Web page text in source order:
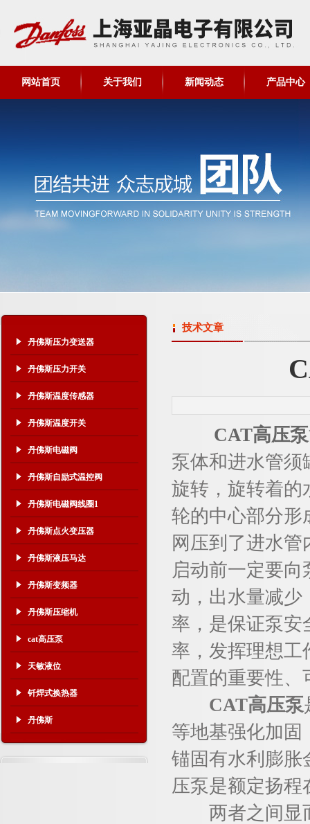
网站首页 关于我们 新闻动态 产品中心
丹佛斯压力变送器
丹佛斯压力开关
丹佛斯温度传感器
丹佛斯温度开关
丹佛斯电磁阀
丹佛斯自励式温控阀
丹佛斯电磁阀线圈1
丹佛斯点火变压器
丹佛斯液压马达
丹佛斯变频器
丹佛斯压缩机
cat高压泵
天敏液位
钎焊式换热器
丹佛斯
技术文章
CAT高压泵
泵体和进水管须
旋转，旋转着的
轮的中心部分形
网压到了进水
启动前一定要
动，出水量减少
率，是保证泵安
率，发挥理想工
配置的重要性、
CAT高压泵
等地基强化加固
锚固有水利膨胀
压泵是额定扬程
两者之间显而